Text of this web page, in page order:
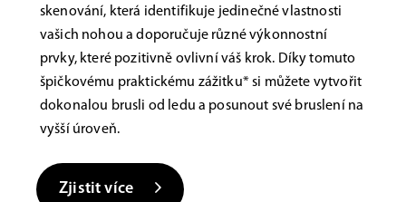
skenování, která identifikuje jedinečné vlastnosti
vašich nohou a doporučuje různé výkonnostní
prvky, které pozitivně ovlivní váš krok. Díky tomuto
špičkovému praktickému zážitku* si můžete vytvořit
dokonalou brusli od ledu a posunout své bruslení na
vyšší úroveň.
Zjistit více